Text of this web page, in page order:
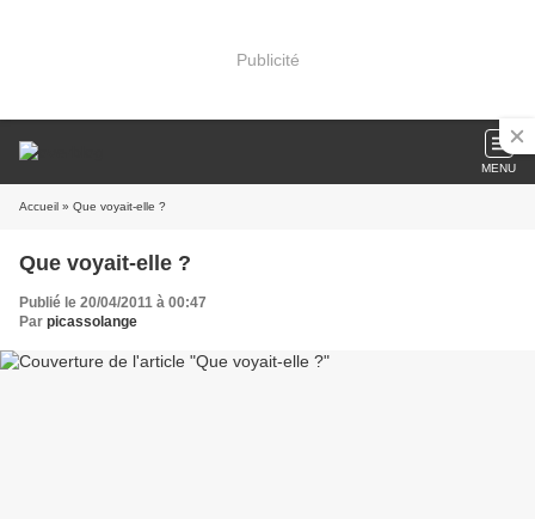
Publicité
MENU
Accueil » Que voyait-elle ?
Que voyait-elle ?
Publié le 20/04/2011 à 00:47
Par picassolange